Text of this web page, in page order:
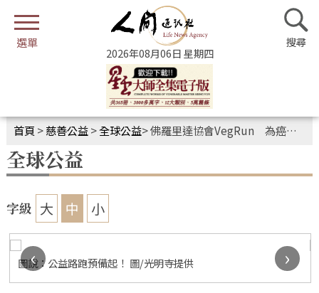
2026年08月06日 星期四
首頁 >慈善公益>全球公益>佛羅里達協會VegRun 為癌童醫療闖關跑出光明未來
全球公益
字級 大 中 小
圖說：公益路跑預備起！ 圖/光明寺提供
‹
›